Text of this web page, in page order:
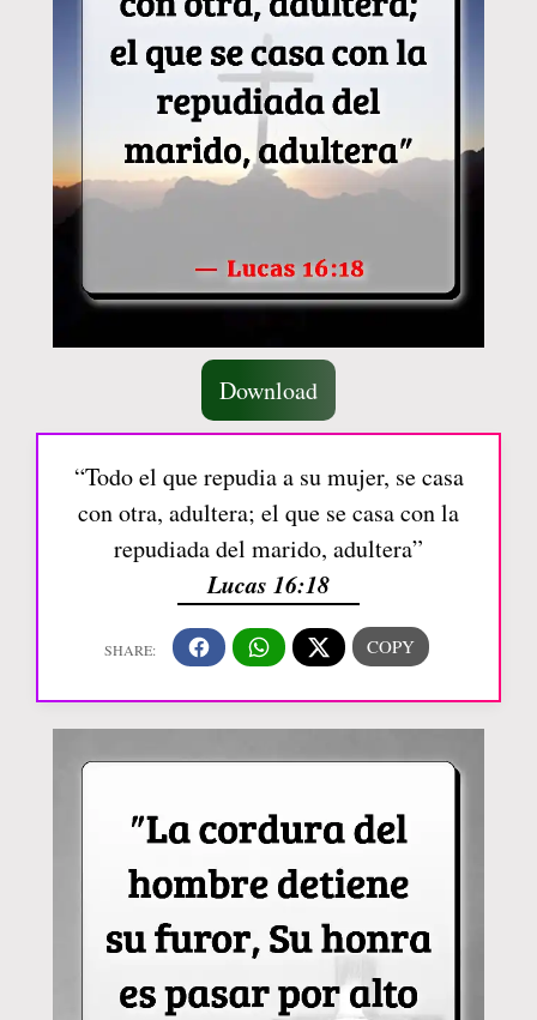
Download
“Todo el que repudia a su mujer, se casa
con otra, adultera; el que se casa con la
repudiada del marido, adultera”
Lucas 16:18